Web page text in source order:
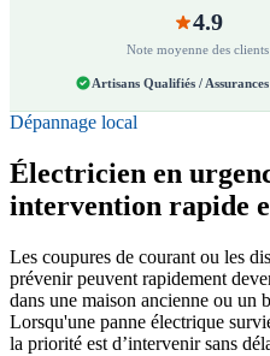
4.9
Note moyenne des clients
Artisans Qualifiés /
Dépannage local
Électricien en
intervention rapide
Les coupures de courant ou les
prévenir peuvent rapidement
dans une maison ancienne ou un
Lorsqu'une panne électrique
la priorité est d’intervenir sans